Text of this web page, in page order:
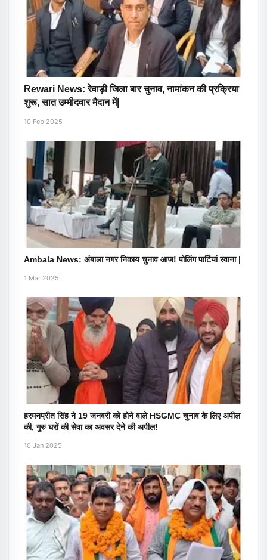
Rewari News: रेवाड़ी जिला बार चुनाव, नामांकन की प्रक्रिया
शुरू, सात उम्मीदवार मैदान में|
10 Feb 2025
Ambala News: अंबाला नगर निकाय चुनाव आज! पोलिंग पार्टियां रवाना |
1 Mar 2025
हरमनप्रीत सिंह ने 19 जनवरी को होने वाले HSGMC चुनाव के लिए अपील
की, गुरु घरों की सेवा का अवसर देने की अपील!
10 Jan 2025